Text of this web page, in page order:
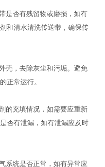
否有残留物或磨损，如有
和清水清洗传送带，确保传
，去除灰尘和污垢。避免
正常运行。
充填情况，如需要应重新
否有泄漏，如有泄漏应及时
统是否正常，如有异常应